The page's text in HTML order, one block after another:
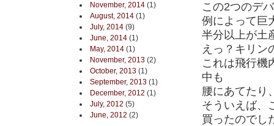
この2つのデ
例によって巨
半分以上が土
えっ？キリン
これは飛行機
中も
腰にあてたり
そういえば、
買ったのでし
November, 2014 (1)
August, 2014 (1)
July, 2014 (9)
June, 2014 (1)
May, 2014 (1)
November, 2013 (2)
October, 2013 (1)
September, 2013 (1)
December, 2012 (1)
July, 2012 (5)
June, 2012 (2)